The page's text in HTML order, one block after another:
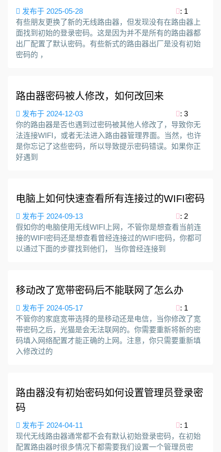
发布于 2025-05-28
: 1
有些朋友更换了新的无线路由器，但发现没有在路由器上
面找到初始的登录密码。这是因为并不是所有的路由器都
出厂配置了默认密码。有些新式的路由器出厂是没有初始
密码的 ，
路由器密码被人修改，如何改回来
发布于 2024-12-03
: 3
你的路由器是否也遇到过密码被其他人修改了，导致你无
法连接WIFI，或者无法进入路由器管理界面。当然，也许
是你忘记了这些密码，所以导致提示密码错误。如果你正
好遇到
电脑上如何快速查看所有连接过的WIFI密码
发布于 2024-09-13
: 2
假如你的电脑使用无线WIFI上网，不管你是想查看当前连
接的WIFI密码还是想查看曾经连接过的WIFI密码，你都可
以通过下面的步骤找到他们， 当你曾经连接到
移动改了宽带密码后不能联网了怎么办
发布于 2024-05-17
: 1
不管你的家庭宽带选择的是移动还是电信，当你修改了宽
带密码之后，光猫是会无法联网的。你需要重新将新的密
码填入网络配置才能正确的上网。注意，你只需要重新填
入修改过的
路由器没有初始密码如何设置管理员登录密
码
发布于 2024-04-11
: 1
现代无线路由器通常都不会有默认初始登录密码，在初始
配置路由器时很多情况下都需要我们设置一个管理员密